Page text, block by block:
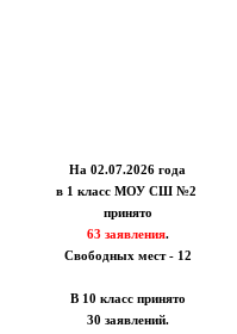
На 02.07.2026 года
в 1 класс МОУ СШ №2
принято
63 заявления.
Свободных мест - 12
В 10 класс принято
30 заявлений.